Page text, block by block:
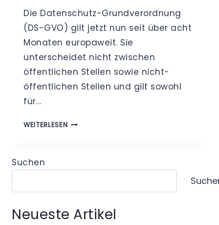
Die Datenschutz-Grundverordnung
(DS-GVO) gilt jetzt nun seit über acht
Monaten europaweit. Sie
unterscheidet nicht zwischen
öffentlichen Stellen sowie nicht-
öffentlichen Stellen und gilt sowohl
für…
WEITERLESENDATENSCHUTZ
ANWENDUNG
DS-
Suchen
Neueste Artikel